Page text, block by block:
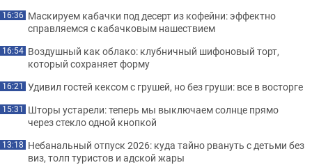
16:36 Маскируем кабачки под десерт из кофейни: эффектно
справляемся с кабачковым нашествием
16:54 Воздушный как облако: клубничный шифоновый торт,
который сохраняет форму
16:21 Удивил гостей кексом с грушей, но без груши: все в восторге
15:31 Шторы устарели: теперь мы выключаем солнце прямо
через стекло одной кнопкой
13:18 Небанальный отпуск 2026: куда тайно рвануть с детьми без
виз, толп туристов и адской жары